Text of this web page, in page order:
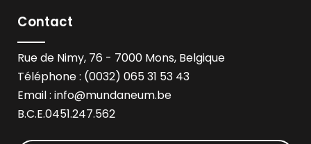
Contact
Rue de Nimy, 76 - 7000 Mons, Belgique
Téléphone : (0032) 065 31 53 43
Email : info@mundaneum.be
B.C.E.0451.247.562